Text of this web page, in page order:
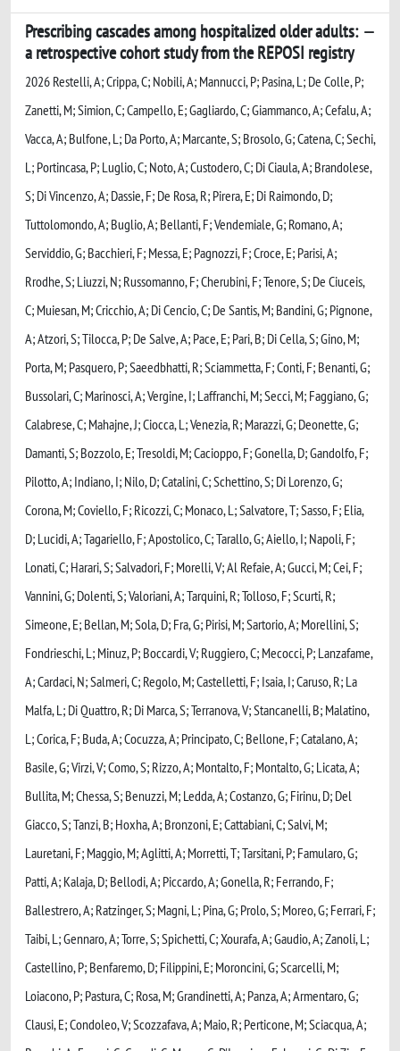
Prescribing cascades among hospitalized older adults:
a retrospective cohort study from the REPOSI registry
2026 Restelli, A; Crippa, C; Nobili, A; Mannucci, P; Pasina, L; De Colle, P;
Zanetti, M; Simion, C; Campello, E; Gagliardo, C; Giammanco, A; Cefalu, A;
Vacca, A; Bulfone, L; Da Porto, A; Marcante, S; Brosolo, G; Catena, C; Sechi,
L; Portincasa, P; Luglio, C; Noto, A; Custodero, C; Di Ciaula, A; Brandolese,
S; Di Vincenzo, A; Dassie, F; De Rosa, R; Pirera, E; Di Raimondo, D;
Tuttolomondo, A; Buglio, A; Bellanti, F; Vendemiale, G; Romano, A;
Serviddio, G; Bacchieri, F; Messa, E; Pagnozzi, F; Croce, E; Parisi, A;
Rrodhe, S; Liuzzi, N; Russomanno, F; Cherubini, F; Tenore, S; De Ciuceis,
C; Muiesan, M; Cricchio, A; Di Cencio, C; De Santis, M; Bandini, G; Pignone,
A; Atzori, S; Tilocca, P; De Salve, A; Pace, E; Pari, B; Di Cella, S; Gino, M;
Porta, M; Pasquero, P; Saeedbhatti, R; Sciammetta, F; Conti, F; Benanti, G;
Bussolari, C; Marinosci, A; Vergine, I; Laffranchi, M; Secci, M; Faggiano, G;
Calabrese, C; Mahajne, J; Ciocca, L; Venezia, R; Marazzi, G; Deonette, G;
Damanti, S; Bozzolo, E; Tresoldi, M; Cacioppo, F; Gonella, D; Gandolfo, F;
Pilotto, A; Indiano, I; Nilo, D; Catalini, C; Schettino, S; Di Lorenzo, G;
Corona, M; Coviello, F; Ricozzi, C; Monaco, L; Salvatore, T; Sasso, F; Elia,
D; Lucidi, A; Tagariello, F; Apostolico, C; Tarallo, G; Aiello, I; Napoli, F;
Lonati, C; Harari, S; Salvadori, F; Morelli, V; Al Refaie, A; Gucci, M; Cei, F;
Vannini, G; Dolenti, S; Valoriani, A; Tarquini, R; Tolloso, F; Scurti, R;
Simeone, E; Bellan, M; Sola, D; Fra, G; Pirisi, M; Sartorio, A; Morellini, S;
Fondrieschi, L; Minuz, P; Boccardi, V; Ruggiero, C; Mecocci, P; Lanzafame,
A; Cardaci, N; Salmeri, C; Regolo, M; Castelletti, F; Isaia, I; Caruso, R; La
Malfa, L; Di Quattro, R; Di Marca, S; Terranova, V; Stancanelli, B; Malatino,
L; Corica, F; Buda, A; Cocuzza, A; Principato, C; Bellone, F; Catalano, A;
Basile, G; Virzi, V; Como, S; Rizzo, A; Montalto, F; Montalto, G; Licata, A;
Bullita, M; Chessa, S; Benuzzi, M; Ledda, A; Costanzo, G; Firinu, D; Del
Giacco, S; Tanzi, B; Hoxha, A; Bronzoni, E; Cattabiani, C; Salvi, M;
Lauretani, F; Maggio, M; Aglitti, A; Morretti, T; Tarsitani, P; Famularo, G;
Patti, A; Kalaja, D; Bellodi, A; Piccardo, A; Gonella, R; Ferrando, F;
Ballestrero, A; Ratzinger, S; Magni, L; Pina, G; Prolo, S; Moreo, G; Ferrari, F;
Taibi, L; Gennaro, A; Torre, S; Spichetti, C; Xourafa, A; Gaudio, A; Zanoli, L;
Castellino, P; Benfaremo, D; Filippini, E; Moroncini, G; Scarcelli, M;
Loiacono, P; Pastura, C; Rosa, M; Grandinetti, A; Panza, A; Armentaro, G;
Clausi, E; Condoleo, V; Scozzafava, A; Maio, R; Perticone, M; Sciacqua, A;